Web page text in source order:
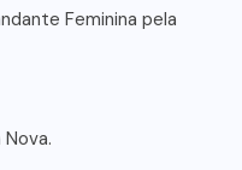
Feminina pela
Nova.